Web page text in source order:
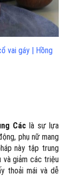
vai gáy | Hồng
Các là sự lựa
phụ nữ mang
này tập trung
và giảm các triệu
thoải mái và dễ